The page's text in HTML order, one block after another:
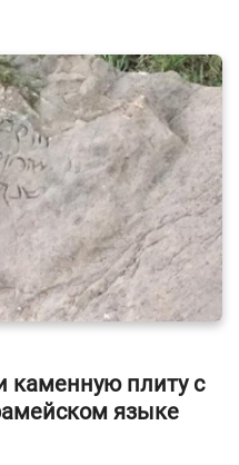
каменную плиту с
языке